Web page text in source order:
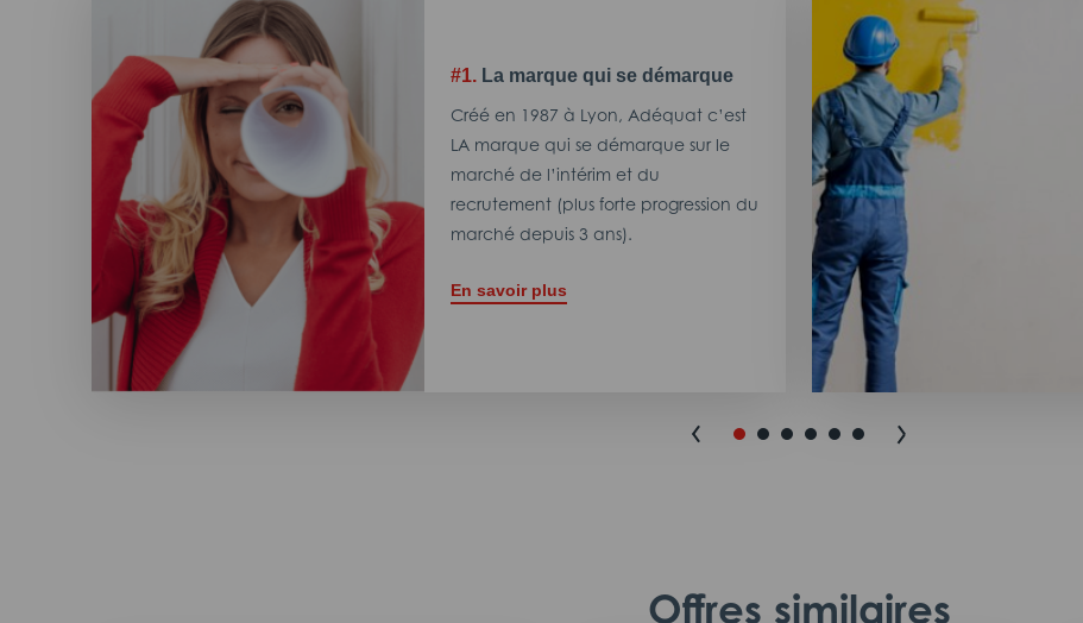
#1. La marque qui se démarque
Créé en 1987 à Lyon, Adéquat c’est
LA marque qui se démarque sur le
marché de l’intérim et du
recrutement (plus forte progression du
marché depuis 3 ans).
En savoir plus
Offres similaires